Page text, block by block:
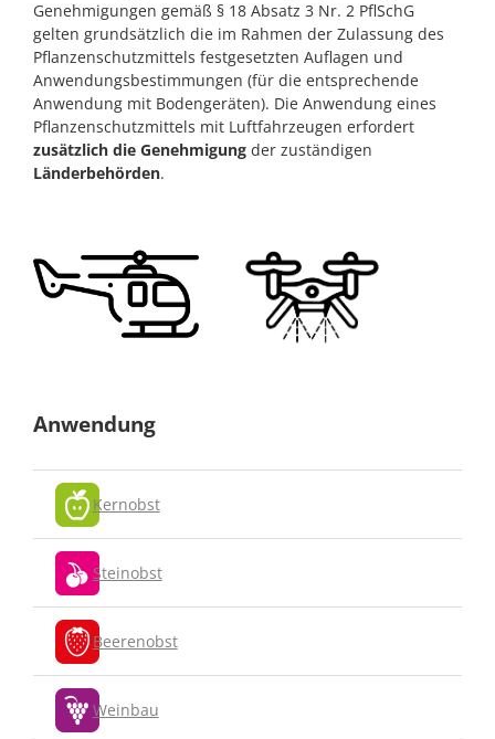
Genehmigungen gemäß § 18 Absatz 3 Nr. 2 PflSchG
gelten grundsätzlich die im Rahmen der Zulassung des
Pflanzenschutzmittels festgesetzten Auflagen und
Anwendungsbestimmungen (für die entsprechende
Anwendung mit Bodengeräten). Die Anwendung eines
Pflanzenschutzmittels mit Luftfahrzeugen erfordert
zusätzlich die Genehmigungder zuständigen
Länderbehörden.
Anwendung
Kernobst
Steinobst
Beerenobst
Weinbau